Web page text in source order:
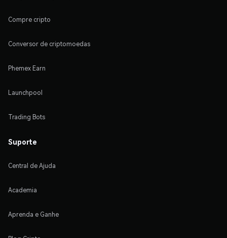
Compre cripto
Conversor de criptomoedas
Phemex Earn
Launchpool
Trading Bots
Suporte
Central de Ajuda
Academia
Aprenda e Ganhe